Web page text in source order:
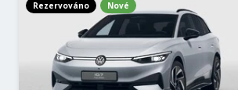
Rezervováno Nové